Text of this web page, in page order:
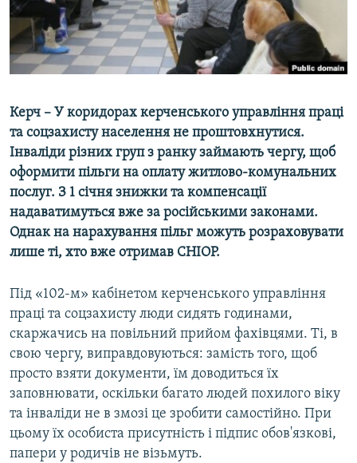
СВІДЧЕННЯ ОКУПАЦІЇ
УКРАЇНСЬКА ПРОБЛЕМА КРИМУ
ІНФОГРАФІКА
Qırımtatar
ДОЛУЧАЙСЯ!
Усі сайти RFE/RL
Керч – У коридорах керченського управління праці
та соцзахисту населення не проштовхнутися.
Інваліди різних груп з ранку займають чергу, щоб
оформити пільги на оплату житлово-комунальних
послуг. З 1 січня знижки та компенсації
надаватимуться вже за російськими законами.
Однак на нарахування пільг можуть розраховувати
лише ті, хто вже отримав СНІОР.
Під «102-м» кабінетом керченського управління
праці та соцзахисту люди сидять годинами,
скаржачись на повільний прийом фахівцями. Ті, в
свою чергу, виправдовуються: замість того, щоб
просто взяти документи, їм доводиться їх
заповнювати, оскільки багато людей похилого віку
та інваліди не в змозі це зробити самостійно. При
цьому їх особиста присутність і підпис обов'язкові,
папери у родичів не візьмуть.